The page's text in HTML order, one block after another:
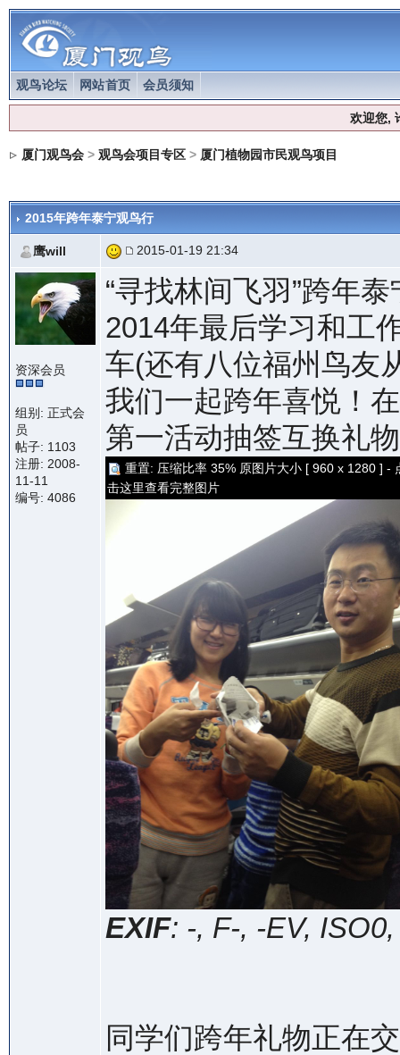
观鸟论坛 网站首页 会员须知
欢迎您,
厦门观鸟会> 观鸟会项目专区> 厦门植物园市民观鸟项目
2015年跨年泰宁观鸟行
鹰will 2015-01-19 21:34
资深会员
组别: 正式会
员
帖子: 1103
注册: 2008-
11-11
编号: 4086
“寻找林间飞羽”跨年
2014年最后学习和工
车(还有八位福州鸟友
我们一起跨年喜悦！
第一活动抽签互换礼
重置: 压缩比率 35% 原图片大小 [ 960 x 1280 ] -
击这里查看完整图片
EXIF: -, F-, -EV,
同学们跨年礼物正在